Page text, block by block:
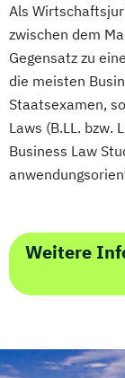
Als
zwischen dem
Gegensatz zu
die meisten
Staatsexamen,
Laws (B.LL. bzw.
Business Law
Weitere